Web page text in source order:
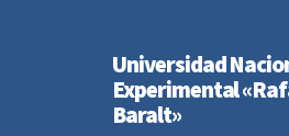
Universidad
Experimental
Baralt»